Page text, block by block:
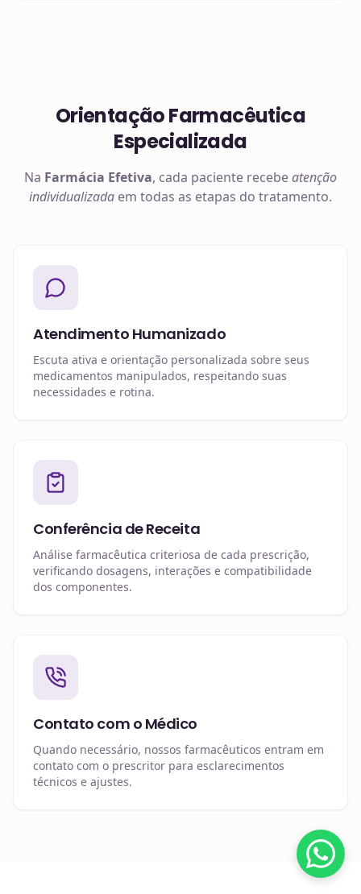
Orientação Farmacêutica
Especializada
Na Farmácia Efetiva, cada paciente recebeatenção
individualizada em todas as etapas do tratamento.
Atendimento Humanizado
Escuta ativa e orientação personalizada sobre seus
medicamentos manipulados, respeitando suas
necessidades e rotina.
Conferência de Receita
Análise farmacêutica criteriosa de cada prescrição,
verificando dosagens, interações e compatibilidade
dos componentes.
Contato com o Médico
Quando necessário, nossos farmacêuticos entram em
contato com o prescritor para esclarecimentos
técnicos e ajustes.